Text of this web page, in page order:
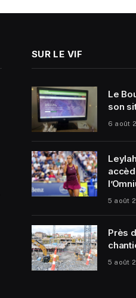
SUR LE VIF
Le
son
6 août
5 août
Près
5 août